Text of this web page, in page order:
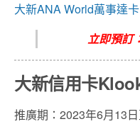
大新ANA World萬事達卡
立即預訂
大新信用卡
推廣期：2023年6月13